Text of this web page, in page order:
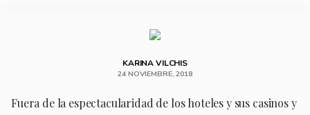
KARINA VILCHIS
24 NOVIEMBRE, 2018
Fuera de la espectacularidad de los hoteles y sus casinos y